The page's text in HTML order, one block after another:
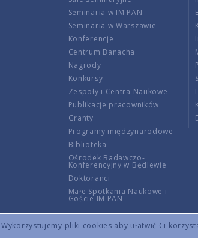
Wykorzystujemy pliki cookies aby ułatwić Ci
Seminaria w IM PAN
Seminaria w Warszawie
Konferencje
Centrum Banacha
Nagrody
Konkursy
Zespoły i Centra Naukowe
Publikacje pracowników
Granty
Programy międzynarodowe
Biblioteka
Ośrodek Badawczo-
Konferencyjny w Będlewie
Doktoranci
Małe Spotkania Naukowe i
Goście IM PAN